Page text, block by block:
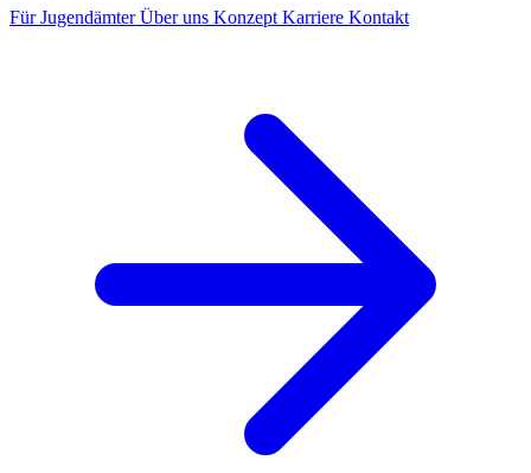
Für JugendämterÜber uns Konzept Karriere Kontakt